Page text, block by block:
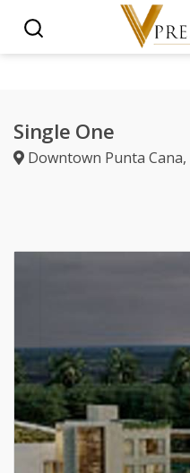
Single One
Downtown Punta Cana,